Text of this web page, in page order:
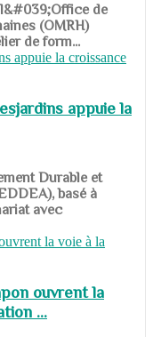
de
(OMRH)
de form...
appuie la
Durable et
basé à
avec
ouvrent la
...